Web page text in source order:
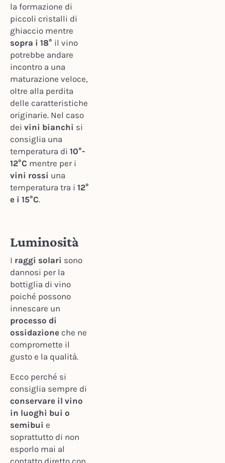
la formazione di
piccoli cristalli di
ghiaccio mentre
sopra i 18° il vino
potrebbe andare
incontro a una
maturazione veloce,
oltre alla perdita
delle caratteristiche
originarie. Nel caso
dei vini bianchi si
consiglia una
temperatura di 10°-
12°C mentre per i
vini rossi una
temperatura tra i 12°
e i 15°C.
Luminosità
I raggi solari sono
dannosi per la
bottiglia di vino
poiché possono
innescare un
processo di
ossidazioneche ne
compromette il
gusto e la qualità.
Ecco perché si
consiglia sempre di
conservare il vino
in luoghi bui o
semibui e
soprattutto di non
esporlo mai al
contatto diretto con